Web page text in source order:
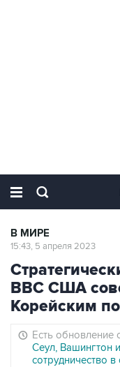
В МИРЕ
15:43, 5 апреля 2023
ВВС США
Корейским
Есть обновление
Сеул, Вашингтон
сотрудничество